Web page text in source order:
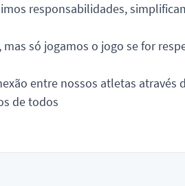
responsabilidades,
só jogamos o jogo se for
entre nossos atletas
de todos